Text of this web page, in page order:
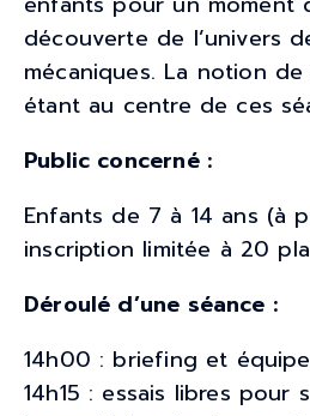
découverte de l’univers
mécaniques. La notion
étant au centre de ces
Public concerné :
Enfants de 7 à 14 ans (à
inscription limitée à 20
Déroulé d’une séance :
14h00 : briefing et
14h15 : essais libres pour